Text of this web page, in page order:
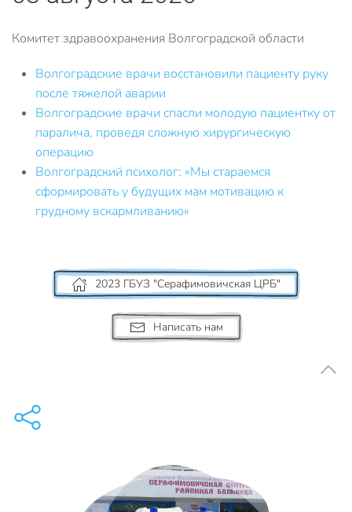
Комитет здравоохранения Волгоградской области
Волгоградские врачи восстановили пациенту руку
после тяжелой аварии
Волгоградские врачи спасли молодую пациентку от
паралича, проведя сложную хирургическую
операцию
Волгоградский психолог: «Мы стараемся
сформировать у будущих мам мотивацию к
грудному вскармливанию»
2023 ГБУЗ "Серафимовичская ЦРБ"
Написать нам